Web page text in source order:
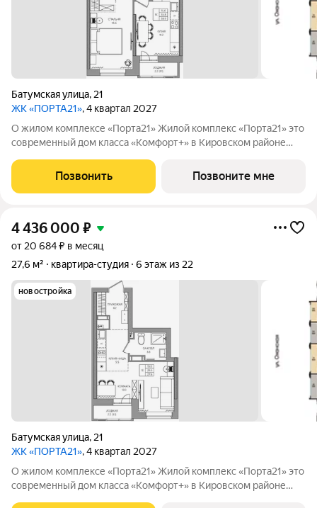
Батумская улица, 21
ЖК «ПОРТА21», 4 квартал 2027
О жилом комплексе «Порта21» Жилой комплекс «Порта21» это
современный дом класса «Комфорт+» в Кировском районе
баланс между городской жизнью и ощущением спокойствия.
Виды на Каму и близость
Позвонить Позвоните мне
4 436 000 ₽
от 20 684 ₽ в месяц
27,6 м²
квартира-студия 6 этаж из 22
новостройка
Батумская улица, 21
ЖК «ПОРТА21», 4 квартал 2027
О жилом комплексе «Порта21» Жилой комплекс «Порта21» это
современный дом класса «Комфорт+» в Кировском районе